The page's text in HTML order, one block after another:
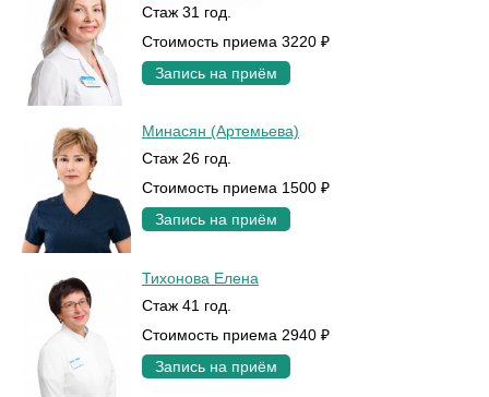
Стаж 31 год.
Стоимость приема 3220 ₽
Запись на приём
Минасян (Артемьева)
Стаж 26 год.
Стоимость приема 1500 ₽
Запись на приём
Тихонова Елена
Стаж 41 год.
Стоимость приема 2940 ₽
Запись на приём